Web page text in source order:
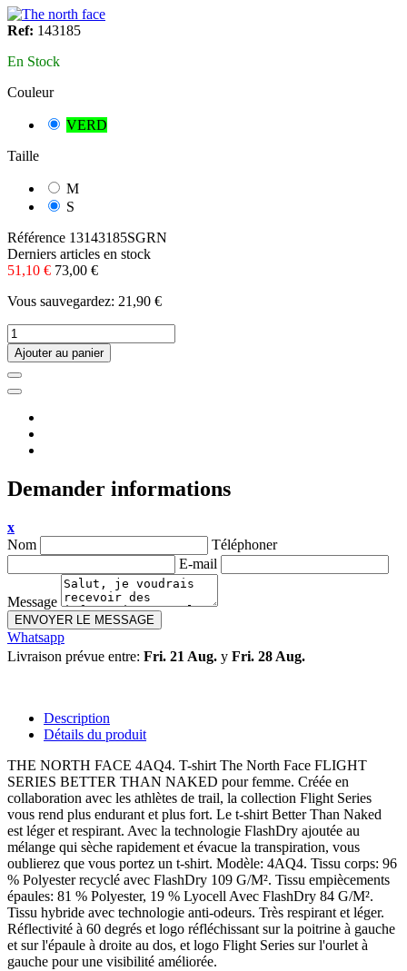
Ref: 143185
En Stock
Couleur
VERD
Taille
M
S
Référence 13143185SGRN
Derniers articles en stock
51,10 € 73,00 €
Vous sauvegardez: 21,90 €
Ajouter au panier
Demander informations
x
Nom
Téléphoner
E-mail
Message
ENVOYER LE MESSAGE
Whatsapp
Livraison prévue entre: Fri. 21 Aug. y Fri. 28 Aug.
Description
Détails du produit
THE NORTH FACE 4AQ4. T-shirt The North Face FLIGHT
SERIES BETTER THAN NAKED pour femme. Créée en
collaboration avec les athlètes de trail, la collection Flight Series
vous rend plus endurant et plus fort. Le t-shirt Better Than Naked
est léger et respirant. Avec la technologie FlashDry ajoutée au
mélange qui sèche rapidement et évacue la transpiration, vous
oublierez que vous portez un t-shirt. Modèle: 4AQ4. Tissu corps: 96
% Polyester recyclé avec FlashDry 109 G/M². Tissu empiècements
épaules: 81 % Polyester, 19 % Lyocell Avec FlashDry 84 G/M².
Tissu hybride avec technologie anti-odeurs. Très respirant et léger.
Réflectivité à 60 degrés et logo réfléchissant sur la poitrine à gauche
et sur l'épaule à droite au dos, et logo Flight Series sur l'ourlet à
gauche pour une visibilité améliorée.